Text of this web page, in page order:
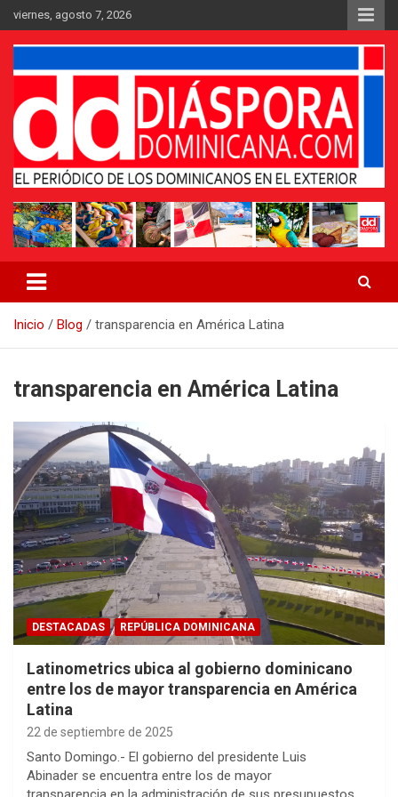
Saltar
al
contenido
viernes, agosto 7, 2026
Periódico Diáspora Dominicana
Inicio Blog transparencia en América Latina
transparencia en América Latina
DESTACADAS REPÚBLICA DOMINICANA
Latinometrics ubica al gobierno dominicano
entre los de mayor transparencia en América
Latina
22 de septiembre de 2025
Santo Domingo.- El gobierno del presidente Luis
Abinader se encuentra entre los de mayor